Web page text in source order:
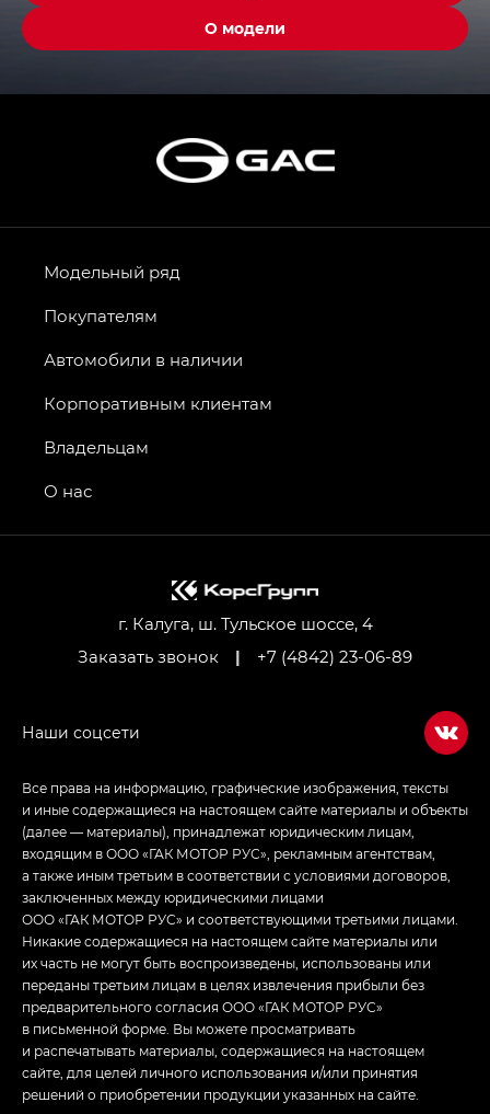
О модели
г. Калуга, ш. Тульское шоссе, 4
Заказать звонок
| +7 (4842) 23-06-89
Модельный ряд
Покупателям
Автомобили в наличии
Корпоративным клиентам
Владельцам
О нас
Все права на информацию, графические изображения, тексты
и иные содержащиеся на настоящем сайте материалы и объекты
(далее — материалы), принадлежат юридическим лицам,
входящим в ООО «ГАК МОТОР РУС», рекламным агентствам,
а также иным третьим в соответствии с условиями договоров,
заключенных между юридическими лицами
ООО «ГАК МОТОР РУС» и соответствующими третьими лицами.
Никакие содержащиеся на настоящем сайте материалы или
их часть не могут быть воспроизведены, использованы или
переданы третьим лицам в целях извлечения прибыли без
предварительного согласия ООО «ГАК МОТОР РУС»
в письменной форме. Вы можете просматривать
и распечатывать материалы, содержащиеся на настоящем
сайте, для целей личного использования и/или принятия
решений о приобретении продукции указанных на сайте.